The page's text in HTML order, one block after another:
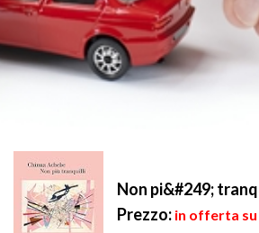
Non pi&#249;
Prezzo: in offerta su